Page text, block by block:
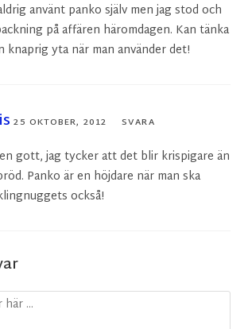
använt panko själv men jag stod och
på affären häromdagen. Kan tänka
knaprig yta när man använder det!
25 OKTOBER, 2012 SVARA
gott, jag tycker att det blir krispigare än
Panko är en höjdare när man ska
också!